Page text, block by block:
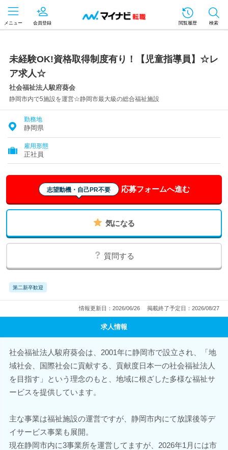
メニュー 会員登録 閲覧履歴 検索
未経験OK!資格取得制度有り！【児童指導員】☆レ
ア求人☆
社会福祉法人駿府葵会
静岡市内で5施設を運営☆静岡市最大級の総合福祉施設
勤務地
静岡県
雇用形態
正社員
志望動機・自己PR不要 応募フォームへ進む
気になる
質問する
第二新卒歓迎
情報更新日：2026/06/26 掲載終了予定日：2026/08/27
求人情報
社会福祉法人駿府葵会は、2001年に静岡市で設立され、「地
域社会、国際社会に貢献する、貢献度日本一の社会福祉法人
を目指す」という理念のもと、地域に根ざした多様な福祉サ
ービスを提供しています。
主な事業は福祉施設の運営ですが、静岡市内にて放課後等デ
イサービス事業も展開。
現在静岡市内に3事業所を運営してますが、2026年1月には市